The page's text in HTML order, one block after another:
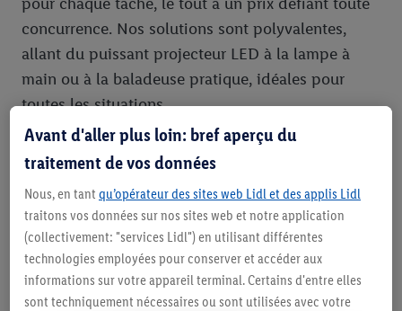
concurrence. Nos solutions sont polyvalentes,
allant du puissant projecteur LED à la lampe à
main ou à la baladeuse pratique, idéales pour
toutes les situations.
Pourquoi choisir une lampe de
chantier de qualité ?
Travailler dans l'obscurité ou avec un éclairage
insuffisant est non seulement inconfortable, mais
aussi dangereux. Des lampes de chantier de
qualité supérieure offrent de nombreux avantages
Avant d'aller plus loin: bref aperçu du
traitement de vos données
Nous, en tant qu’opérateur des sites web Lidl et des applis Lidl
traitons vos données sur nos sites web et notre application
(collectivement: "services Lidl") en utilisant différentes
technologies employées pour conserver et accéder aux
informations sur votre appareil terminal. Certains d'entre elles
sont techniquement nécessaires ou sont utilisées avec votre